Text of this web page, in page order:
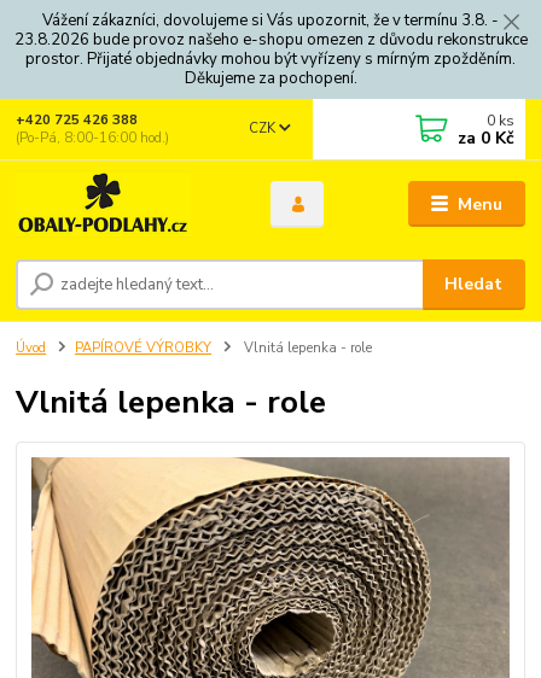
Vážení zákazníci, dovolujeme si Vás upozornit, že v termínu 3.8. -
23.8.2026 bude provoz našeho e-shopu omezen z důvodu rekonstrukce
prostor. Přijaté objednávky mohou být vyřízeny s mírným zpožděním.
Děkujeme za pochopení.
Menu
CZK
Hledat
+420 725 426 388
(Po-Pá, 8:00-16:00 hod.)
0 ks
za 0 Kč
Úvod PAPÍROVÉ VÝROBKY Vlnitá lepenka - role
Vlnitá lepenka - role